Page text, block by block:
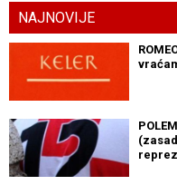
NAJNOVIJE